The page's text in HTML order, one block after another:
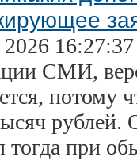
СМИ,
тогда при